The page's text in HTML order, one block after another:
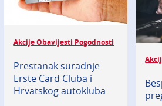
Akcije Obavijesti Pogodnosti
Prestanak suradnje
Erste Card Cluba i
Hrvatskog autokluba